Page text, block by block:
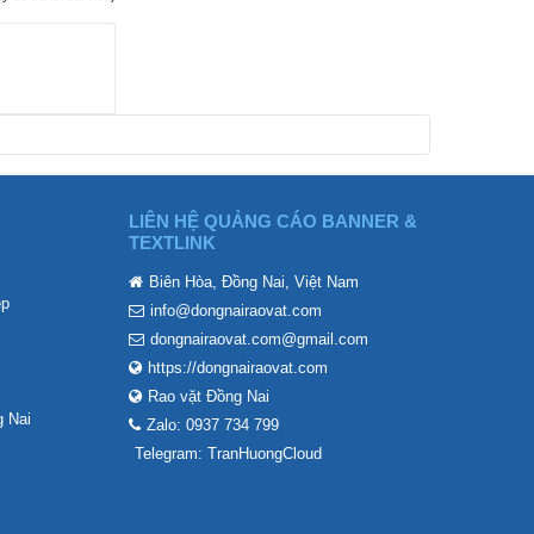
Nai
LIÊN HỆ QUẢNG CÁO BANNER &
TEXTLINK
Biên Hòa, Đồng Nai, Việt Nam
info@dongnairaovat.com
dongnairaovat.com@gmail.com
https://dongnairaovat.com
Rao vặt Đồng Nai
Zalo: 0937 734 799
Telegram: TranHuongCloud